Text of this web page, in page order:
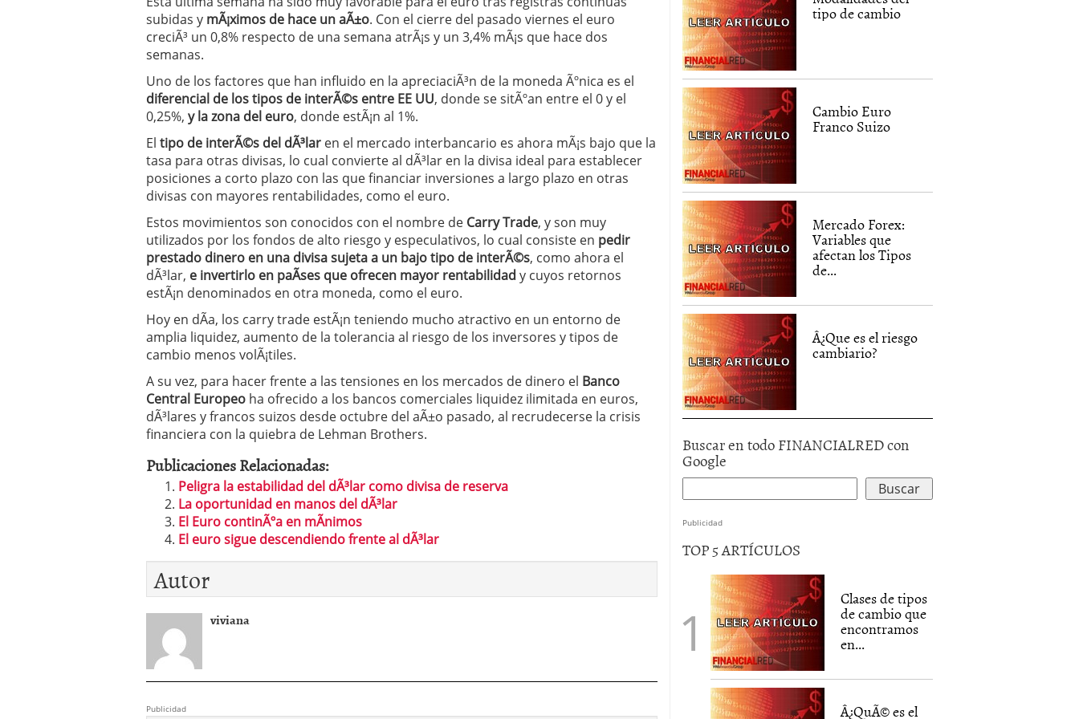
subidas y mÃ¡ximos de hace un aÃ±o. Con el cierre del pasado viernes el euro
creciÃ³ un 0,8% respecto de una semana atrÃ¡s y un 3,4% mÃ¡s que hace dos
semanas.
Uno de los factores que han influido en la apreciaciÃ³n de la moneda Ãºnica es el
diferencial de los tipos de interÃ©s entre EE UU, donde se sitÃºan entre el 0 y el
0,25%, y la zona del euro, donde estÃ¡n al 1%.
El tipo de interÃ©s del dÃ³lar en el mercado interbancario es ahora mÃ¡s bajo que la
tasa para otras divisas, lo cual convierte al dÃ³lar en la divisa ideal para establecer
posiciones a corto plazo con las que financiar inversiones a largo plazo en otras
divisas con mayores rentabilidades, como el euro.
Estos movimientos son conocidos con el nombre de Carry Trade, y son muy
utilizados por los fondos de alto riesgo y especulativos, lo cual consiste en pedir
prestado dinero en una divisa sujeta a un bajo tipo de interÃ©s, como ahora el
dÃ³lar, e invertirlo en paÃ­ses que ofrecen mayor rentabilidad y cuyos retornos
estÃ¡n denominados en otra moneda, como el euro.
Hoy en dÃ­a, los carry trade estÃ¡n teniendo mucho atractivo en un entorno de
amplia liquidez, aumento de la tolerancia al riesgo de los inversores y tipos de
cambio menos volÃ¡tiles.
A su vez, para hacer frente a las tensiones en los mercados de dinero el Banco
Central Europeo ha ofrecido a los bancos comerciales liquidez ilimitada en euros,
dÃ³lares y francos suizos desde octubre del aÃ±o pasado, al recrudecerse la crisis
financiera con la quiebra de Lehman Brothers.
Publicaciones Relacionadas:
Peligra la estabilidad del dÃ³lar como divisa de reserva
La oportunidad en manos del dÃ³lar
El Euro continÃºa en mÃ­nimos
El euro sigue descendiendo frente al dÃ³lar
Autor
viviana
Publicidad
tipo de cambio
Cambio Euro
Franco Suizo
Mercado Forex:
Variables que
afectan los Tipos
de...
Â¿Que es el riesgo
cambiario?
Buscar en todo FINANCIALRED con
Google
Publicidad
TOP 5 ARTÍCULOS
Clases de tipos
de cambio que
encontramos
en...
Â¿QuÃ© es el